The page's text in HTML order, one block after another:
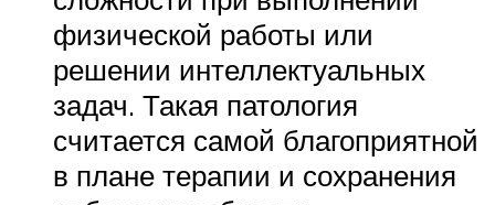
физической работы или
решении интеллектуальных
задач. Такая патология
считается самой благоприятной
в плане терапии и сохранения